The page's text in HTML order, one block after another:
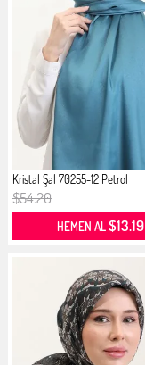
Kristal Şal 70255-12 Petrol
$54.20
HEMEN AL$13.19